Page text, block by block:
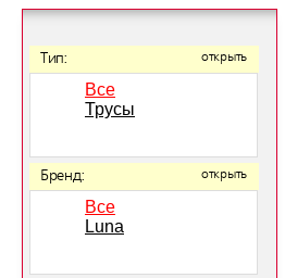
Тип: открыть
Все
Трусы
Бренд: открыть
Все
Luna